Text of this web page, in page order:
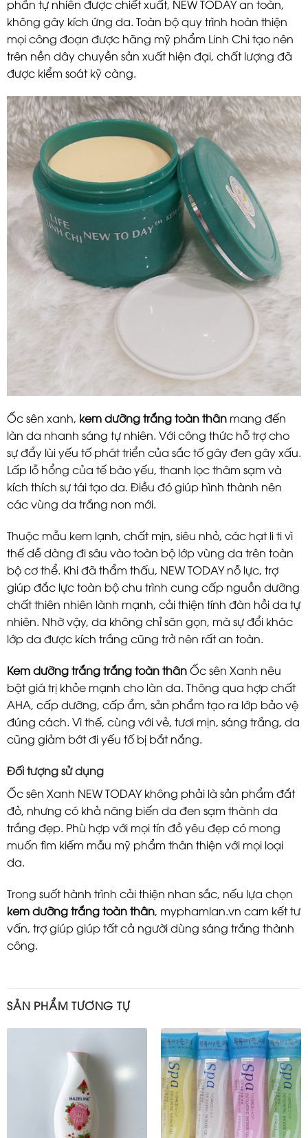
phần tự nhiên được chiết xuất, NEW TODAY an toàn,
không gây kích ứng da. Toàn bộ quy trình hoàn thiện
mọi công đoạn được hãng mỹ phẩm Linh Chi tạo nên
trên nền dây chuyền sản xuất hiện đại, chất lượng đã
được kiểm soát kỹ càng.
Ốc sên xanh, kem dưỡng trắng toàn thân mang đến
làn da nhanh sáng tự nhiên. Với công thức hỗ trợ cho
sự đẩy lùi yếu tố phát triển của sắc tố gây đen gây xấu.
Lấp lỗ hổng của tế bào yếu, thanh lọc thâm sạm và
kích thích sự tái tạo da. Điều đó giúp hình thành nên
các vùng da trắng non mới.
Thuộc mẫu kem lạnh, chất mịn, siêu nhỏ, các hạt li ti vì
thế dễ dàng đi sâu vào toàn bộ lớp vùng da trên toàn
bộ cơ thể. Khi đã thẩm thấu, NEW TODAY nỗ lực, trợ
giúp đắc lực toàn bộ chu trình cung cấp nguồn dưỡng
chất thiên nhiên lành mạnh, cải thiện tính đàn hồi da tự
nhiên. Nhờ vậy, da không chỉ săn gọn, mà sự đổi khác
lớp da được kích trắng cũng trở nên rất an toàn.
Kem dưỡng trắng trắng toàn thânỐc sên Xanh nêu
bật giá trị khỏe mạnh cho làn da. Thông qua hợp chất
AHA, cấp dưỡng, cấp ẩm, sản phẩm tạo ra lớp bảo vệ
đúng cách. Vì thế, cùng với vẻ, tươi mịn, sáng trắng, da
cũng giảm bớt đi yếu tố bị bắt nắng.
Đối tượng sử dụng
Ốc sên Xanh NEW TODAY không phải là sản phẩm đắt
đỏ, nhưng có khả năng biến da đen sạm thành da
trắng đẹp. Phù hợp với mọi tín đồ yêu đẹp có mong
muốn tìm kiếm mẫu mỹ phẩm thân thiện với mọi loại
da.
Trong suốt hành trình cải thiện nhan sắc, nếu lựa chọn
kem dưỡng trắng toàn thân, myphamlan.vn cam kết tư
vấn, trợ giúp giúp tất cả người dùng sáng trắng thành
công.
SẢN PHẨM TƯƠNG TỰ